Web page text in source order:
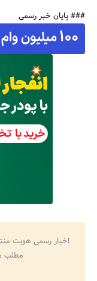
### پایان خبر رسمی
اخبار رسمی هویت
مطلب